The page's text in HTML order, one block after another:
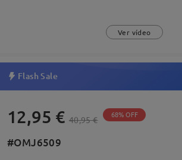
Ver vídeo
Flash Sale
12,95 € 40,95 € 68% OFF
#OMJ6509